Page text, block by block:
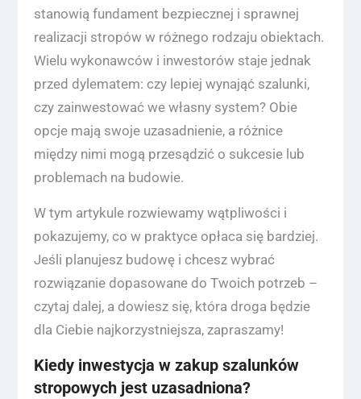
stanowią fundament bezpiecznej i sprawnej
realizacji stropów w różnego rodzaju obiektach.
Wielu wykonawców i inwestorów staje jednak
przed dylematem: czy lepiej wynająć szalunki,
czy zainwestować we własny system? Obie
opcje mają swoje uzasadnienie, a różnice
między nimi mogą przesądzić o sukcesie lub
problemach na budowie.
W tym artykule rozwiewamy wątpliwości i
pokazujemy, co w praktyce opłaca się bardziej.
Jeśli planujesz budowę i chcesz wybrać
rozwiązanie dopasowane do Twoich potrzeb –
czytaj dalej, a dowiesz się, która droga będzie
dla Ciebie najkorzystniejsza, zapraszamy!
Kiedy inwestycja w zakup szalunków
stropowych jest uzasadniona?